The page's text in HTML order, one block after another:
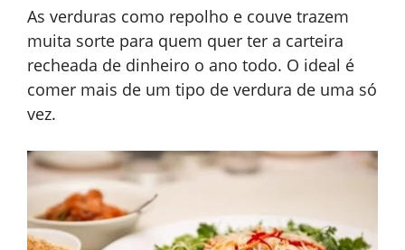
As verduras como repolho e couve trazem
muita sorte para quem quer ter a carteira
recheada de dinheiro o ano todo. O ideal é
comer mais de um tipo de verdura de uma só
vez.